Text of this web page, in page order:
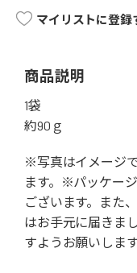
マイリストに登録
商品説明
1袋
約90ｇ
※写真はイメージ
ます。※パッケー
ございます。また
はお手元に届きま
すようお願いします